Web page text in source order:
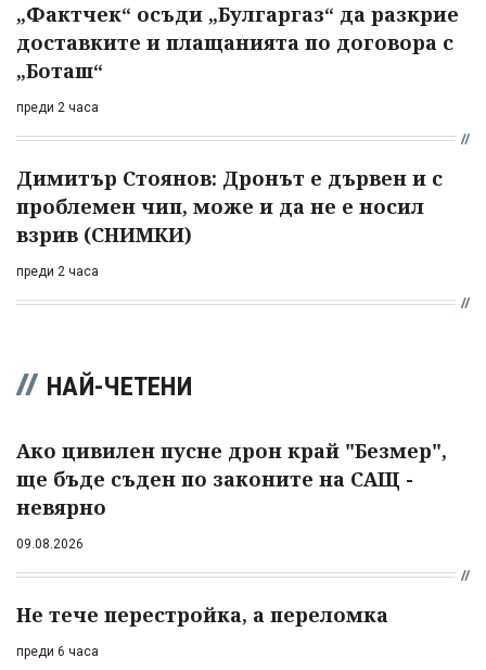
„Фактчек“ осъди „Булгаргаз“ да разкрие
доставките и плащанията по договора с
„Боташ“
преди 2 часа
Димитър Стоянов: Дронът е дървен и с
проблемен чип, може и да не е носил
взрив (СНИМКИ)
преди 2 часа
НАЙ-ЧЕТЕНИ
Ако цивилен пусне дрон край "Безмер",
ще бъде съден по законите на САЩ -
невярно
09.08.2026
Не тече перестройка, а переломка
преди 6 часа